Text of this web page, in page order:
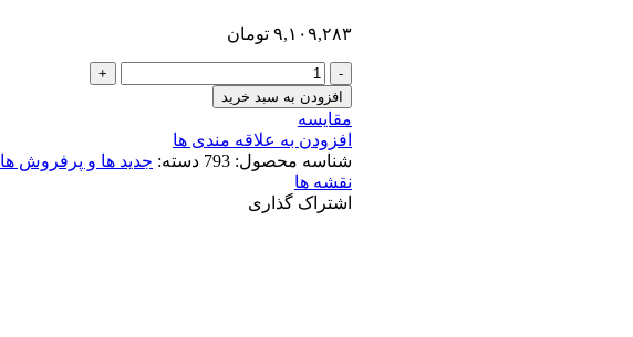
۹,۱۰۹,۲۸۳ تومان
افزودن به سبد خرید
مقایسه
افزودن به علاقه مندی ها
شناسه محصول: 793 دسته: جدید ها و پرفروش ها
نقشه ها
اشتراک گذاری